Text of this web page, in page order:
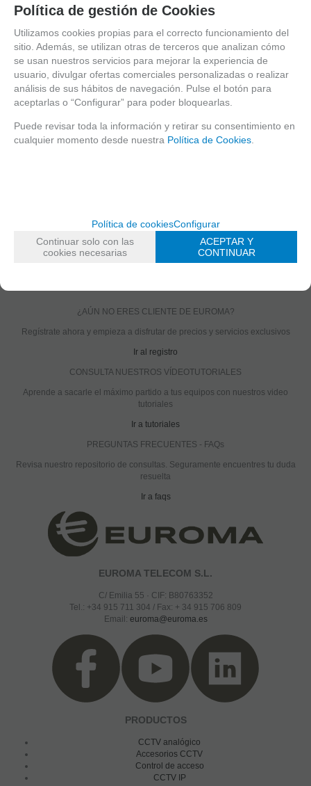
Imprimir
DESCRIPCIÓN LARGA
NVR
4 canales
1080P @ 25 +
4 IRCAM
H22POE:
Tubular
FULL HD
+ 5 PLCs
FAMILIAS RELACIONADAS
KIT NVR
¿AÚN NO ERES CLIENTE DE EUROMA?
Regístrate ahora y empieza a disfrutar de precios y servicios exclusivos
Ir al registro
CONSULTA NUESTROS VÍDEOTUTORIALES
Aprende a sacarle el máximo partido a tus equipos con nuestros video
tutoriales
Ir a tutoriales
PREGUNTAS FRECUENTES - FAQs
Revisa nuestro repositorio de consultas. Seguramente encuentres tu duda
resuelta
Ir a faqs
EUROMA TELECOM S.L.
C/ Emilia 55 · CIF: B80763352
Tel.: +34 915 711 304 / Fax: + 34 915 706 809
Email: euroma@euroma.es
PRODUCTOS
CCTV analógico
Accesorios CCTV
Control de acceso
CCTV IP
Política de gestión de Cookies
Utilizamos cookies propias para el correcto funcionamiento del
sitio. Además, se utilizan otras de terceros que analizan cómo
se usan nuestros servicios para mejorar la experiencia de
usuario, divulgar ofertas comerciales personalizadas o realizar
análisis de sus hábitos de navegación. Pulse el botón para
aceptarlas o “Configurar” para poder bloquearlas.
Puede revisar toda la información y retirar su consentimiento en
cualquier momento desde nuestra Política de Cookies
Política de cookiesConfigurar
Continuar solo con las
cookies necesarias
ACEPTAR Y
CONTINUAR